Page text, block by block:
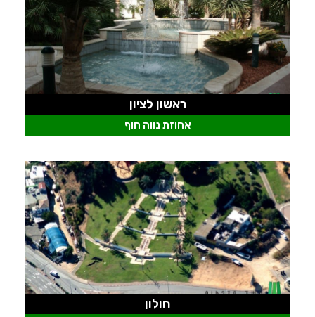
אחוזת נווה חוף
ראשון לציון
חולון